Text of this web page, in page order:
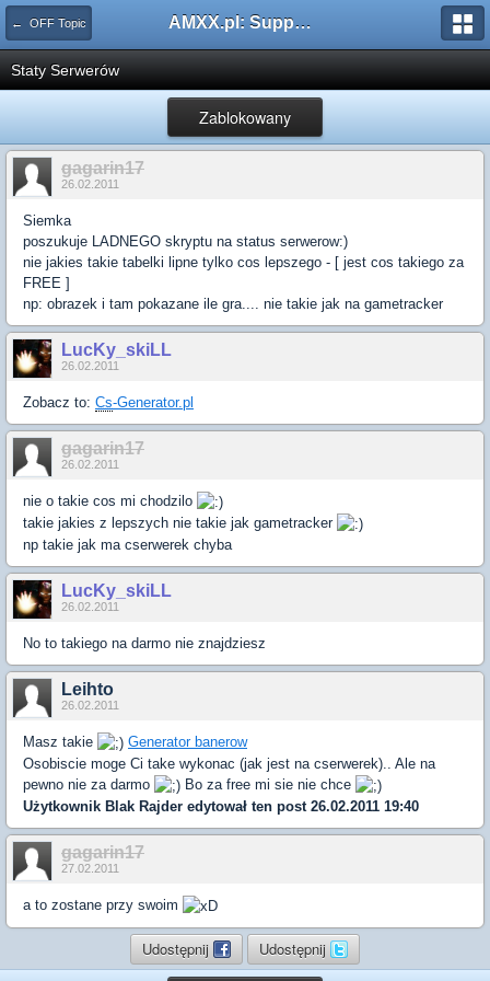
← OFF Topic AMXX.pl: Support AMX Mod X i SourceMod
Staty Serwerów
Zablokowany
gagarin17
26.02.2011
Siemka
poszukuje LADNEGO skryptu na status serwerow:)
nie jakies takie tabelki lipne tylko cos lepszego - [ jest cos takiego za
FREE ]
np: obrazek i tam pokazane ile gra.... nie takie jak na gametracker
LucKy_skiLL
26.02.2011
Zobacz to: Cs-Generator.pl
gagarin17
26.02.2011
nie o takie cos mi chodzilo
takie jakies z lepszych nie takie jak gametracker
np takie jak ma cserwerek chyba
LucKy_skiLL
26.02.2011
No to takiego na darmo nie znajdziesz
Leihto
26.02.2011
Masz takie
Generator banerow
Osobiscie moge Ci take wykonac (jak jest na cserwerek).. Ale na
pewno nie za darmo
Bo za free mi sie nie chce
Użytkownik Blak Rajder edytował ten post 26.02.2011 19:40
gagarin17
27.02.2011
a to zostane przy swoim
Udostępnij Udostępnij